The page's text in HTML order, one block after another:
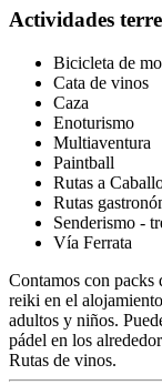
Actividades
Bicicleta de
Cata de vinos
Caza
Enoturismo
Multiaventura
Paintball
Rutas a
Rutas
Senderismo -
Vía Ferrata
Contamos con packs
reiki en el
adultos y niños.
pádel en los
Rutas de vinos.